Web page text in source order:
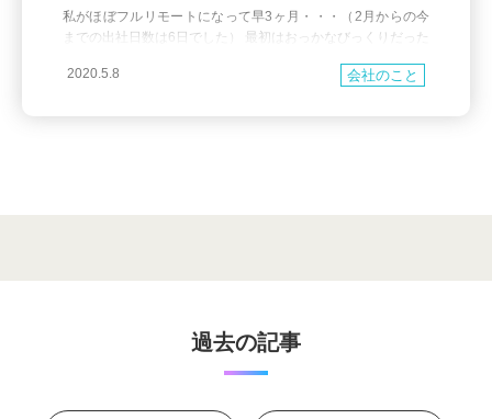
私がほぼフルリモートになって早3ヶ月・・・（2月からの今
までの出社日数は6日でした） 最初はおっかなびっくりだった
ート推奨になったのが1月27日からで、相当早い段階だったと
2020.5.8 会社のこと
過去の記事